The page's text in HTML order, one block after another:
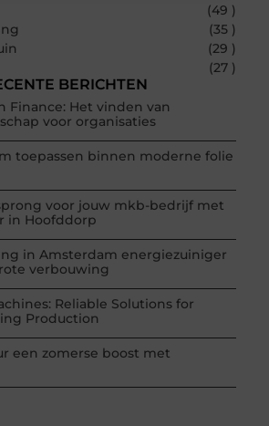
(49 )
(35 )
(29 )
(27 )
BERICHTEN
Finance: Het vinden van
voor organisaties
toepassen binnen moderne folie
voor jouw mkb-bedrijf met
in Hoofddorp
in Amsterdam energiezuiniger
verbouwing
Reliable Solutions for
Production
een zomerse boost met